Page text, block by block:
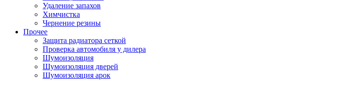
Удаление запахов
Химчистка
Чернение резины
Прочее
Защита радиатора сеткой
Проверка автомобиля у дилера
Шумоизоляция
Шумоизоляция дверей
Шумоизоляция арок